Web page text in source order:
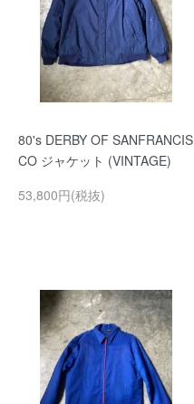
80's DERBY OF SANFRANCIS
CO ジャケット (VINTAGE)
53,800円(税抜)